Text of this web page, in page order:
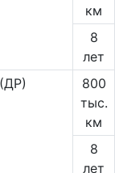
км
8
лет
800
тыс.
км
8
лет